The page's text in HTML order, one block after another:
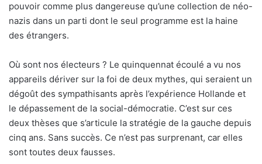
pouvoir comme plus dangereuse qu’une collection de néo-
nazis dans un parti dont le seul programme est la haine
des étrangers.
Où sont nos électeurs ? Le quinquennat écoulé a vu nos
appareils dériver sur la foi de deux mythes, qui seraient un
dégoût des sympathisants après l’expérience Hollande et
le dépassement de la social-démocratie. C’est sur ces
deux thèses que s’articule la stratégie de la gauche depuis
cinq ans. Sans succès. Ce n’est pas surprenant, car elles
sont toutes deux fausses.